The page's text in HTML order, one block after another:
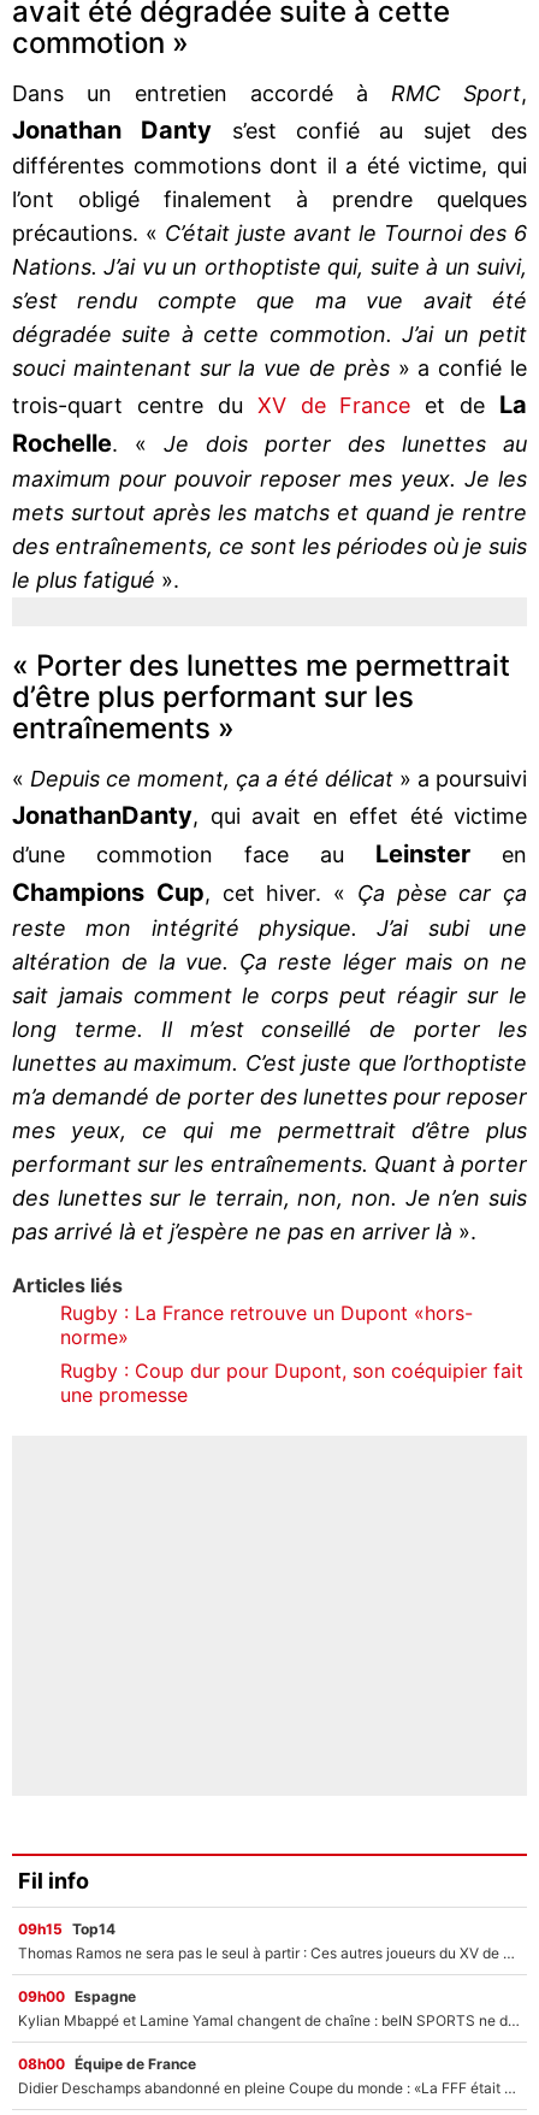
avait été dégradée suite à cette
commotion »
Dans un entretien accordé à RMC Sport,
Jonathan Danty s’est confié au sujet des
différentes commotions dont il a été victime, qui
l’ont obligé finalement à prendre quelques
précautions. « C’était juste avant le Tournoi des 6
Nations. J’ai vu un orthoptiste qui, suite à un suivi,
s’est rendu compte que ma vue avait été
dégradée suite à cette commotion. J’ai un petit
souci maintenant sur la vue de près» a confié le
trois-quart centre du XV de France et de La
Rochelle. « Je dois porter des lunettes au
maximum pour pouvoir reposer mes yeux. Je les
mets surtout après les matchs et quand je rentre
des entraînements, ce sont les périodes où je suis
le plus fatigué ».
« Porter des lunettes me permettrait
d’être plus performant sur les
entraînements »
« Depuis ce moment, ça a été délicat » a poursuivi
JonathanDanty, qui avait en effet été victime
d’une commotion face au Leinster en
Champions Cup, cet hiver. « Ça pèse car ça
reste mon intégrité physique. J’ai subi une
altération de la vue. Ça reste léger mais on ne
sait jamais comment le corps peut réagir sur le
long terme. Il m’est conseillé de porter les
lunettes au maximum. C’est juste que l’orthoptiste
m’a demandé de porter des lunettes pour reposer
mes yeux, ce qui me permettrait d’être plus
performant sur les entraînements. Quant à porter
des lunettes sur le terrain, non, non. Je n’en suis
pas arrivé là et j’espère ne pas en arriver là ».
Articles liés
Rugby : La France retrouve un Dupont «hors-
norme»
Rugby : Coup dur pour Dupont, son coéquipier fait
une promesse
Fil info
09h15 Top14
Thomas Ramos ne sera pas le seul à partir : Ces autres joueurs du XV de France pourraient aussi quitter le Stade Toulousain, un club de Top 14 est déjà sur les rangs
09h00 Espagne
Kylian Mbappé et Lamine Yamal changent de chaîne : beIN SPORTS ne digère pas cette décision historique et prédit un fiasco pour la Liga
08h00 Équipe de France
Didier Deschamps abandonné en pleine Coupe du monde : «La FFF était déjà passée à Zinedine Zidane»